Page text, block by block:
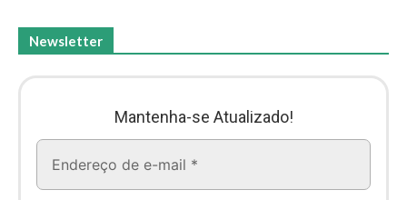
Newsletter
Mantenha-se Atualizado!